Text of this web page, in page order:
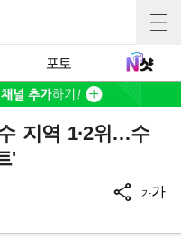
포토
지역 1·2위…수
'
가가